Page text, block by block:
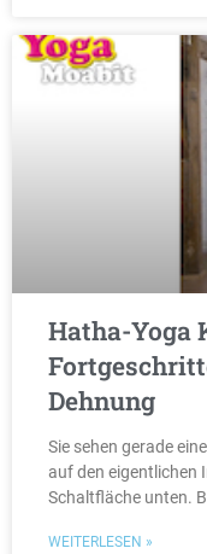
Hatha-Yoga
Dehnung
Sie sehen gerade
auf den eigentlichen
Schaltfläche unten.
WEITERLESEN »